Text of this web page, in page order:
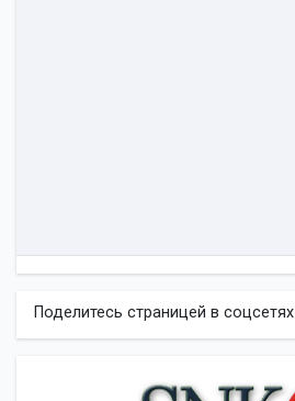
Поделитесь страницей в соцсетях